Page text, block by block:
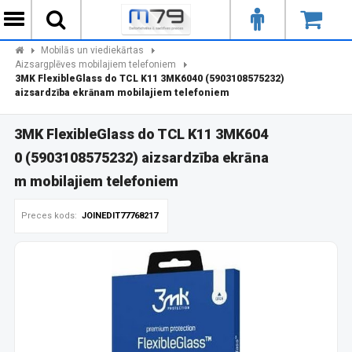
Mobilās un viediekārtas
Aizsargplēves mobilajiem telefoniem
3MK FlexibleGlass do TCL K11 3MK6040 (5903108575232)
aizsardzība ekrānam mobilajiem telefoniem
3MK FlexibleGlass do TCL K11 3MK604
0 (5903108575232) aizsardzība ekrāna
m mobilajiem telefoniem
Preces kods: JOINEDIT77768217